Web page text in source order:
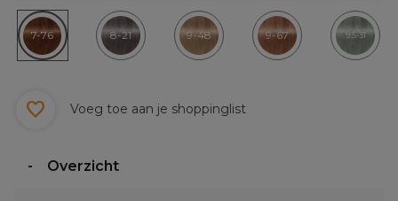
7-76 8-21 9-48 9-67 9.5-31
Voeg toe aan je shoppinglist
Overzicht